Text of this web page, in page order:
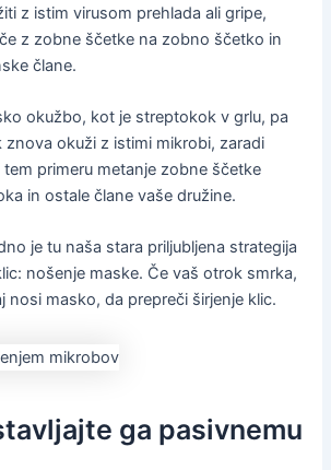
z istim virusom prehlada ali gripe,
z zobne ščetke na zobno ščetko in
člane.
okužbo, kot je streptokok v grlu, pa
znova okuži z istimi mikrobi, zaradi
tem primeru metanje zobne ščetke
in ostale člane vaše družine.
je tu naša stara priljubljena strategija
nošenje maske. Če vaš otrok smrka,
nosi masko, da prepreči širjenje klic.
ga pasivnemu